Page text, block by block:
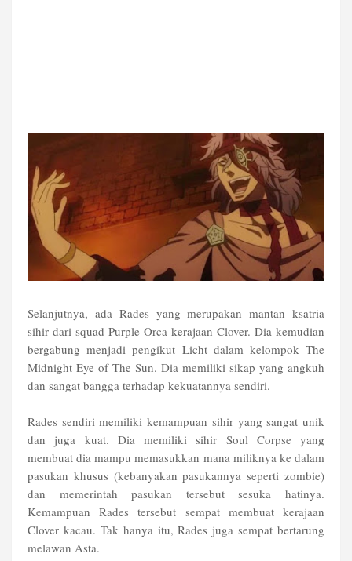
Selanjutnya, ada Rades yang merupakan mantan ksatria
sihir dari squad Purple Orca kerajaan Clover. Dia kemudian
bergabung menjadi pengikut Licht dalam kelompok The
Midnight Eye of The Sun. Dia memiliki sikap yang angkuh
dan sangat bangga terhadap kekuatannya sendiri.
Rades sendiri memiliki kemampuan sihir yang sangat unik
dan juga kuat. Dia memiliki sihir Soul Corpse yang
membuat dia mampu memasukkan mana miliknya ke dalam
pasukan khusus (kebanyakan pasukannya seperti zombie)
dan memerintah pasukan tersebut sesuka hatinya.
Kemampuan Rades tersebut sempat membuat kerajaan
Clover kacau. Tak hanya itu, Rades juga sempat bertarung
melawan Asta.